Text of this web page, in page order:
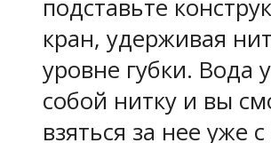
подставьте
кран, удерживая
уровне губки. Вода
собой нитку и вы
взяться за нее уже